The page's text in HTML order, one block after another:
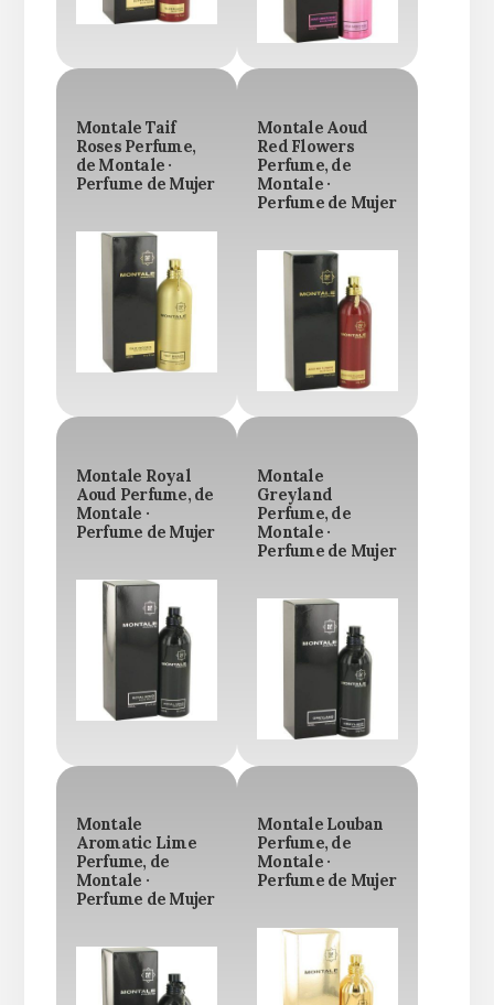
Montale Taif
Roses Perfume,
de Montale ·
Perfume de Mujer
Montale Aoud
Red Flowers
Perfume, de
Montale ·
Perfume de Mujer
Montale Royal
Aoud Perfume, de
Montale ·
Perfume de Mujer
Montale
Greyland
Perfume, de
Montale ·
Perfume de Mujer
Montale
Aromatic Lime
Perfume, de
Montale ·
Perfume de Mujer
Montale Louban
Perfume, de
Montale ·
Perfume de Mujer